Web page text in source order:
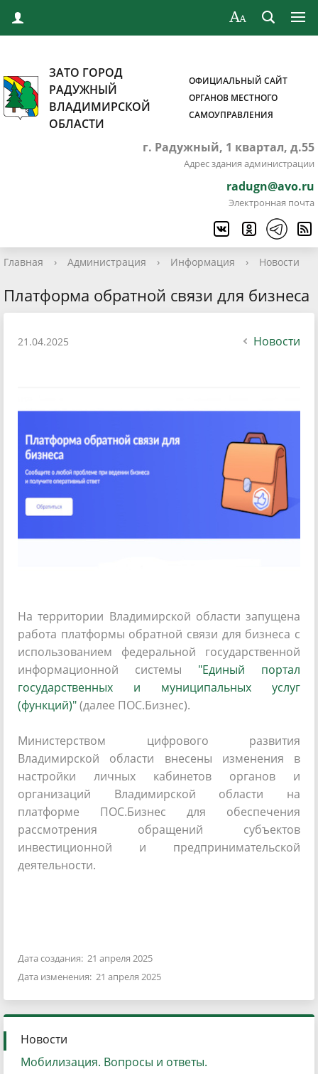
ЗАТО ГОРОД
РАДУЖНЫЙ
ВЛАДИМИРСКОЙ
ОБЛАСТИ
ОФИЦИАЛЬНЫЙ САЙТ
ОРГАНОВ МЕСТНОГО
САМОУПРАВЛЕНИЯ
г. Радужный, 1 квартал, д.55
Адрес здания администрации
radugn@avo.ru
Электронная почта
Главная › Администрация › Информация › Новости
Платформа обратной связи для бизнеса
21.04.2025 Новости
На территории Владимирской области запущена
работа платформы обратной связи для бизнеса с
использованием федеральной государственной
информационной системы "Единый портал
государственных и муниципальных услуг
(функций)"(далее ПОС.Бизнес).
Министерством цифрового развития
Владимирской области внесены изменения в
настройки личных кабинетов органов и
организаций Владимирской области на
платформе ПОС.Бизнес для обеспечения
рассмотрения обращений субъектов
инвестиционной и предпринимательской
деятельности.
Дата создания: 21 апреля 2025
Дата изменения: 21 апреля 2025
Новости
Мобилизация. Вопросы и ответы.